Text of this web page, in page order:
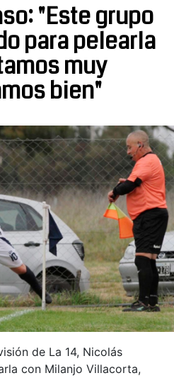
"Este grupo
para pelearla
muy
bien"
de La 14, Nicolás
con Milanjo Villacorta,